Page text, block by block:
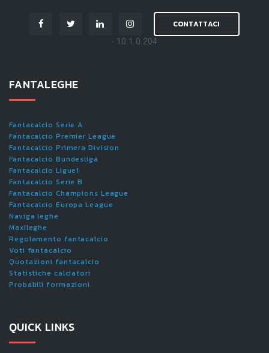
CONTATTACI
- 10.1.0.204
FANTALEGHE
Fantacalcio Serie A
Fantacalcio Premier League
Fantacalcio Primera Division
Fantacalcio Bundesliga
Fantacalcio Ligue1
Fantacalcio Serie B
Fantacalcio Champions League
Fantacalcio Europa League
Naviga leghe
Maxileghe
Regolamento fantacalcio
Voti fantacalcio
Quotazioni fantacalcio
Statistiche calciatori
Probabili formazioni
QUICK LINKS